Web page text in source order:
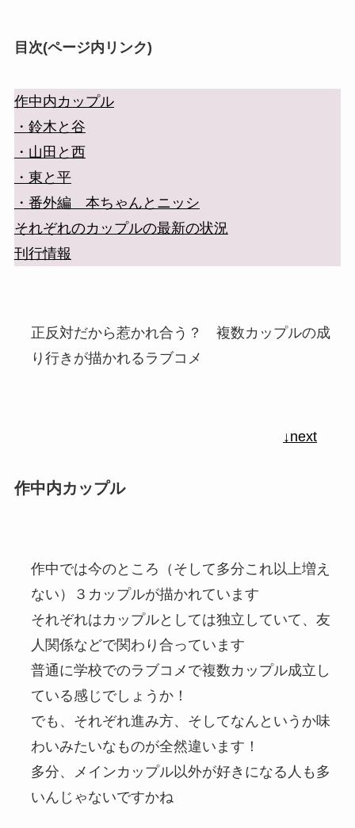
目次(ページ内リンク)
作中内カップル
・鈴木と谷
・山田と西
・東と平
・番外編 本ちゃんとニッシ
それぞれのカップルの最新の状況
刊行情報
正反対だから惹かれ合う？ 複数カップルの成
り行きが描かれるラブコメ
↓next
作中内カップル
作中では今のところ（そして多分これ以上増え
ない）３カップルが描かれています
それぞれはカップルとしては独立していて、友
人関係などで関わり合っています
普通に学校でのラブコメで複数カップル成立し
ている感じでしょうか！
でも、それぞれ進み方、そしてなんというか味
わいみたいなものが全然違います！
多分、メインカップル以外が好きになる人も多
いんじゃないですかね